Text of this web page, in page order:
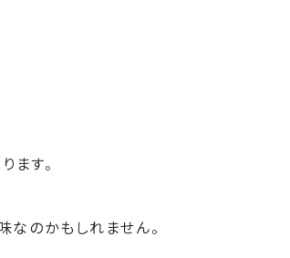
ます。
なのかもしれません。